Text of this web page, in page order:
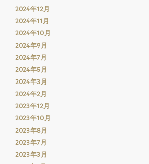
2024年12月
2024年11月
2024年10月
2024年9月
2024年7月
2024年5月
2024年3月
2024年2月
2023年12月
2023年10月
2023年8月
2023年7月
2023年3月